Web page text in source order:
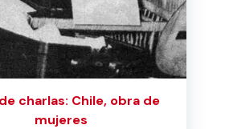
charlas: Chile, obra de
mujeres